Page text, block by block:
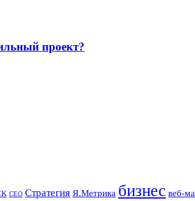
проект?
СЕО Стратегия Я.Метрика бизнес веб-